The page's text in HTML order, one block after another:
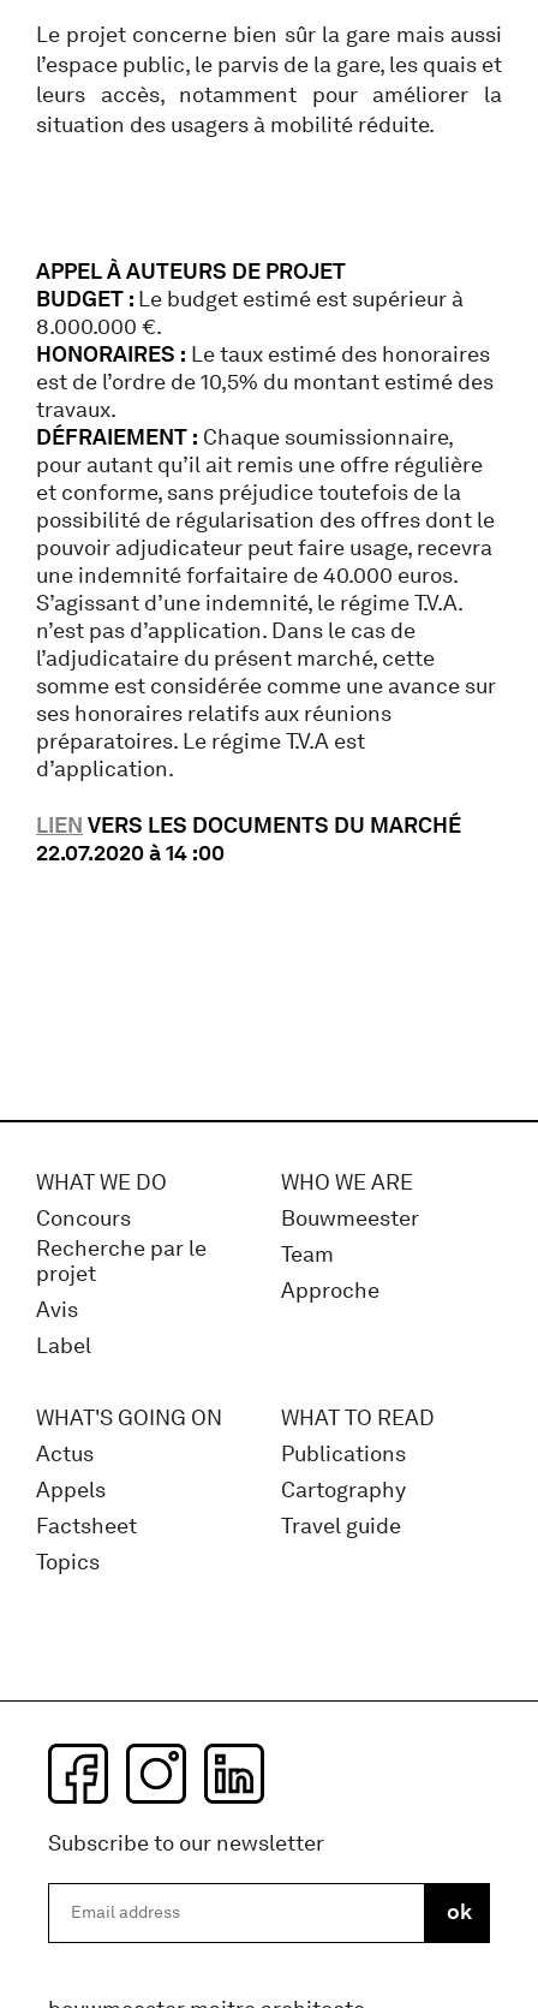
Le projet concerne bien sûr la gare mais aussi
l’espace public, le parvis de la gare, les quais et
leurs accès, notamment pour améliorer la
situation des usagers à mobilité réduite.
APPEL À AUTEURS DE PROJET
BUDGET : Le budget estimé est supérieur à
8.000.000 €.
HONORAIRES : Le taux estimé des honoraires
est de l’ordre de 10,5% du montant estimé des
travaux.
DÉFRAIEMENT : Chaque soumissionnaire,
pour autant qu’il ait remis une offre régulière
et conforme, sans préjudice toutefois de la
possibilité de régularisation des offres dont le
pouvoir adjudicateur peut faire usage, recevra
une indemnité forfaitaire de 40.000 euros.
S’agissant d’une indemnité, le régime T.V.A.
n’est pas d’application. Dans le cas de
l’adjudicataire du présent marché, cette
somme est considérée comme une avance sur
ses honoraires relatifs aux réunions
préparatoires. Le régime T.V.A est
d’application.
LIEN VERS LES DOCUMENTS DU MARCHÉ
22.07.2020 à 14 :00
WHAT WE DO
Concours
Recherche par le
projet
Avis
Label
WHO WE ARE
Bouwmeester
Team
Approche
WHAT'S GOING ON
Actus
Appels
Factsheet
Topics
WHAT TO READ
Publications
Cartography
Travel guide
Subscribe to our newsletter